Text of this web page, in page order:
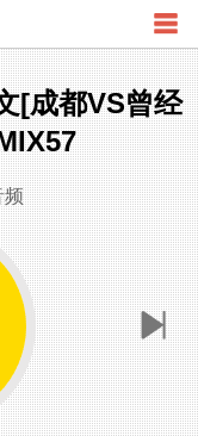
[成都VS曾经
频